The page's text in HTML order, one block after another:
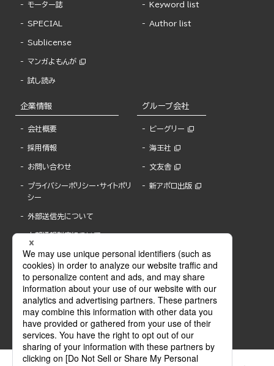
モーター誌
SPECIAL
Sublicense
マンガよもんが
試し読み
Keyword list
Author list
企業情報
会社概要
採用情報
お問い合わせ
プライバシーポリシー・サイトポリ
シー
外部送信先について
内部通報制度について
グループ会社
ビーグリー
海王社
文友舎
新アポロ出版